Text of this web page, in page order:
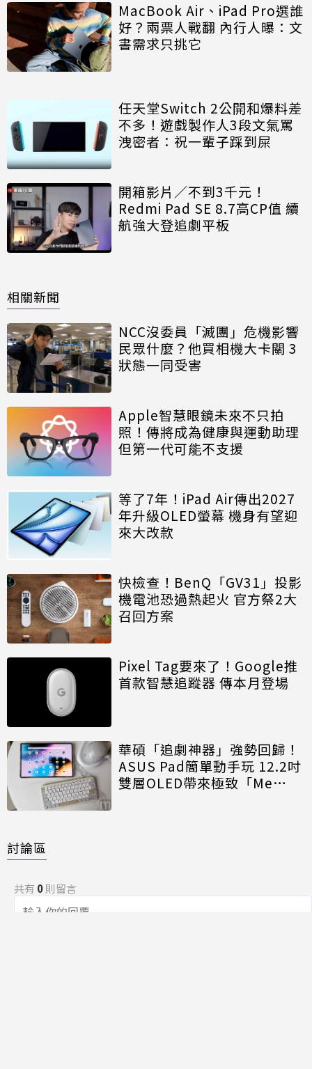
MacBook Air、iPad Pro選誰
好？兩票人戰翻 內行人曝：文
書需求只挑它
任天堂Switch 2公開和爆料差
不多！遊戲製作人3段文氣罵
洩密者：祝一輩子踩到屎
開箱影片／不到3千元！
Redmi Pad SE 8.7高CP值 續
航強大登追劇平板
相關新聞
NCC沒委員「滅團」危機影響
民眾什麼？他買相機大卡關 3
狀態一同受害
Apple智慧眼鏡未來不只拍
照！傳將成為健康與運動助理
但第一代可能不支援
等了7年！iPad Air傳出2027
年升級OLED螢幕 機身有望迎
來大改款
快檢查！BenQ「GV31」投影
機電池恐過熱起火 官方祭2大
召回方案
Pixel Tag要來了！Google推
首款智慧追蹤器 傳本月登場
華碩「追劇神器」強勢回歸！
ASUS Pad簡單動手玩 12.2吋
雙層OLED帶來極致「Me
討論區
共有 0則留言